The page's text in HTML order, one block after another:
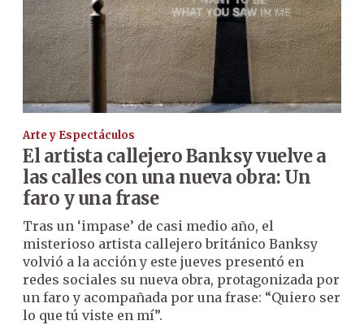
Arte y Espectáculos
El artista callejero Banksy vuelve a
las calles con una nueva obra: Un
faro y una frase
Tras un ‘impase’ de casi medio año, el
misterioso artista callejero británico Banksy
volvió a la acción y este jueves presentó en
redes sociales su nueva obra, protagonizada por
un faro y acompañada por una frase: “Quiero ser
lo que tú viste en mí”.